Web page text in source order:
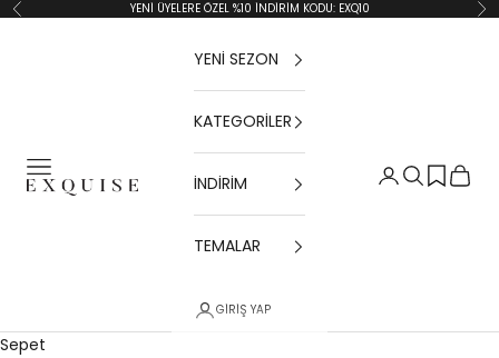
İçeriğe geç
Geri YENİ ÜYELERE ÖZEL %10 İNDİRİM KODU: EXQ10
Menü
Exquise TR
Giriş Yap
Ara Sepet
YENİ SEZON
KATEGORİLER
İNDİRİM
TEMALAR
GIRIŞ YAP
Sepet